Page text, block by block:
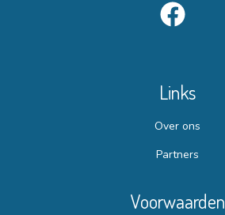
Links
Over ons
Partners
Voorwaarden